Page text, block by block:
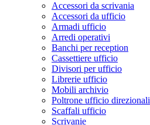
Accessori da scrivania
Accessori da ufficio
Armadi ufficio
Arredi operativi
Banchi per reception
Cassettiere ufficio
Divisori per ufficio
Librerie ufficio
Mobili archivio
Poltrone ufficio direzionali
Scaffali ufficio
Scrivanie